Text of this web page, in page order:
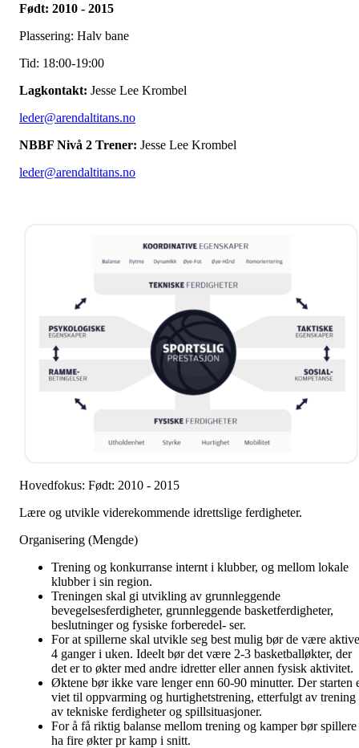
Født: 2010 - 2015
Plassering: Halv bane
Tid: 18:00-19:00
Lagkontakt: Jesse Lee Krombel
leder@arendaltitans.no
NBBF Nivå 2 Trener: Jesse Lee Krombel
leder@arendaltitans.no
Hovedfokus: Født: 2010 - 2015
Lære og utvikle viderekommende idrettslige ferdigheter.
Organisering (Mengde)
Trening og konkurranse internt i klubber, og mellom lokale
klubber i sin region.
Treningen skal gi utvikling av grunnleggende
bevegelsesferdigheter, grunnleggende basketferdigheter,
beslutninger og fysiske forberedel- ser.
For at spillerne skal utvikle seg best mulig bør de være aktive
4 ganger i uken. Ideelt bør det være 2-3 basketballøkter, der
det er to økter med andre idretter eller annen fysisk aktivitet.
Øktene bør ikke vare lenger enn 60-90 minutter. Der starten
viet til oppvarming og hurtighetstrening, etterfulgt av trening
av tekniske ferdigheter og spillsituasjoner.
For å få riktig balanse mellom trening og kamper bør spillere
ha fire økter pr kamp i snitt.